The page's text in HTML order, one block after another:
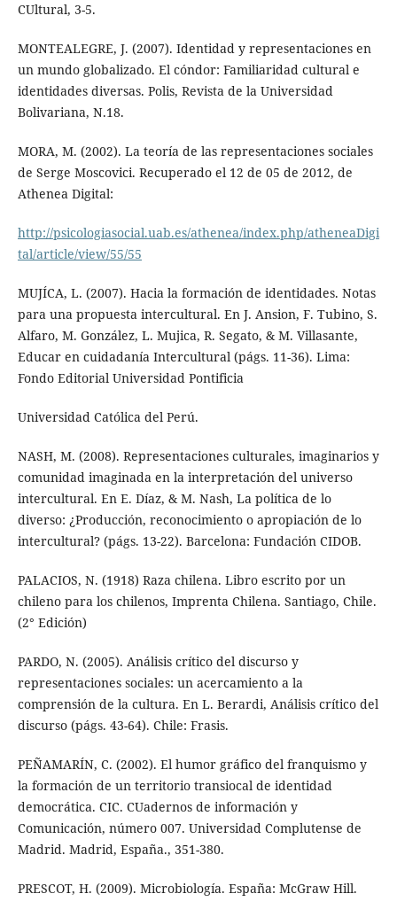
CUltural, 3-5.
MONTEALEGRE, J. (2007). Identidad y representaciones en
un mundo globalizado. El cóndor: Familiaridad cultural e
identidades diversas. Polis, Revista de la Universidad
Bolivariana, N.18.
MORA, M. (2002). La teoría de las representaciones sociales
de Serge Moscovici. Recuperado el 12 de 05 de 2012, de
Athenea Digital:
http://psicologiasocial.uab.es/athenea/index.php/atheneaDigi
tal/article/view/55/55
MUJÍCA, L. (2007). Hacia la formación de identidades. Notas
para una propuesta intercultural. En J. Ansion, F. Tubino, S.
Alfaro, M. González, L. Mujica, R. Segato, & M. Villasante,
Educar en cuidadanía Intercultural (págs. 11-36). Lima:
Fondo Editorial Universidad Pontificia
Universidad Católica del Perú.
NASH, M. (2008). Representaciones culturales, imaginarios y
comunidad imaginada en la interpretación del universo
intercultural. En E. Díaz, & M. Nash, La política de lo
diverso: ¿Producción, reconocimiento o apropiación de lo
intercultural? (págs. 13-22). Barcelona: Fundación CIDOB.
PALACIOS, N. (1918) Raza chilena. Libro escrito por un
chileno para los chilenos, Imprenta Chilena. Santiago, Chile.
(2° Edición)
PARDO, N. (2005). Análisis crítico del discurso y
representaciones sociales: un acercamiento a la
comprensión de la cultura. En L. Berardi, Análisis crítico del
discurso (págs. 43-64). Chile: Frasis.
PEÑAMARÍN, C. (2002). El humor gráfico del franquismo y
la formación de un territorio transiocal de identidad
democrática. CIC. CUadernos de información y
Comunicación, número 007. Universidad Complutense de
Madrid. Madrid, España., 351-380.
PRESCOT, H. (2009). Microbiología. España: McGraw Hill.